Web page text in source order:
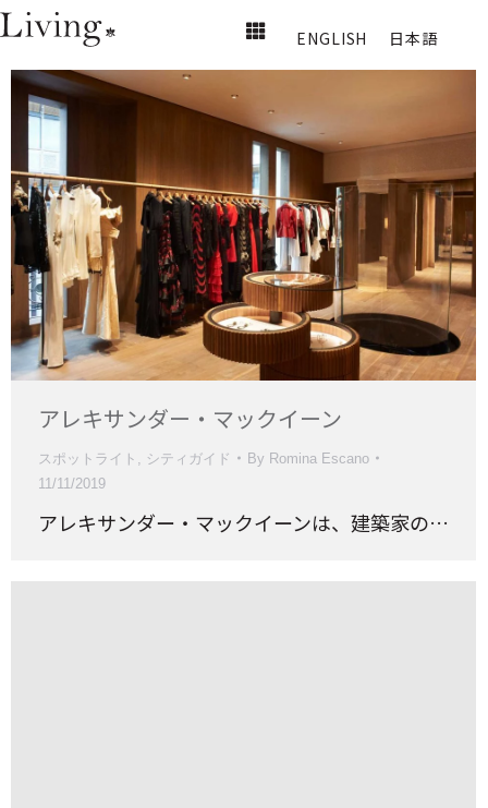
ENGLISH 日本語
アレキサンダー・マックイーン
スポットライト シティガイド By Romina Escano
11/11/2019
アレキサンダー・マックイーンは、建築家の…